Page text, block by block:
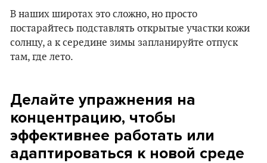
В наших широтах это сложно, но просто
постарайтесь подставлять открытые участки кожи
солнцу, а к середине зимы запланируйте отпуск
там, где лето.
Делайте упражнения на
концентрацию, чтобы
эффективнее работать или
адаптироваться к новой среде